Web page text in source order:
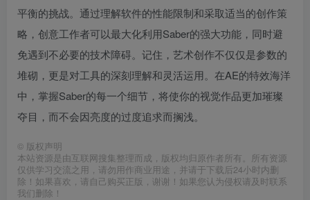
平衡的挑战。通过理解软件的性能限制和采取适当的创作策
略，创意工作者可以最大化利用Saber的强大功能，同时避
免遇到不必要的技术障碍。记住，艺术创作不仅仅是参数的
堆砌，更是对工具的深刻理解和灵活运用。在AE的特效海洋
中，掌握Saber的每一个细节，将使你的视觉作品更加璀璨
夺目，而不会因亮度的过度追求而搁浅。
© 版权声明
本站资源是由互联网搜集整理而成，版权均归原作者所有。所有资源
仅供学习交流之用，请勿用作商业用途，并请于下载后24小时内删
除！如果喜欢，请自己购买正版，谢谢！如果您认为侵权请及时联系
我们删除！